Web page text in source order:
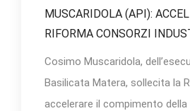
MUSCARIDOLA (API):
RIFORMA CONSORZI
Cosimo Muscaridola,
Basilicata Matera, sollecita la
accelerare il compimento della